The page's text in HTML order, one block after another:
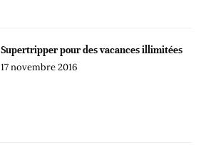
Supertripper pour des vacances illimitées
17 novembre 2016